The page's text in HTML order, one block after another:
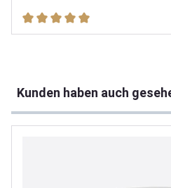
Durchschnittliche Bewertung
Kunden haben auch